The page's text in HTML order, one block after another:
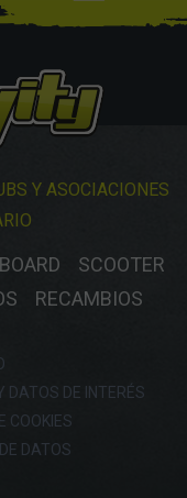
Y ASOCIACIONES
SCOOTER
RECAMBIOS
DATOS DE INTERÉS
COOKIES
DATOS